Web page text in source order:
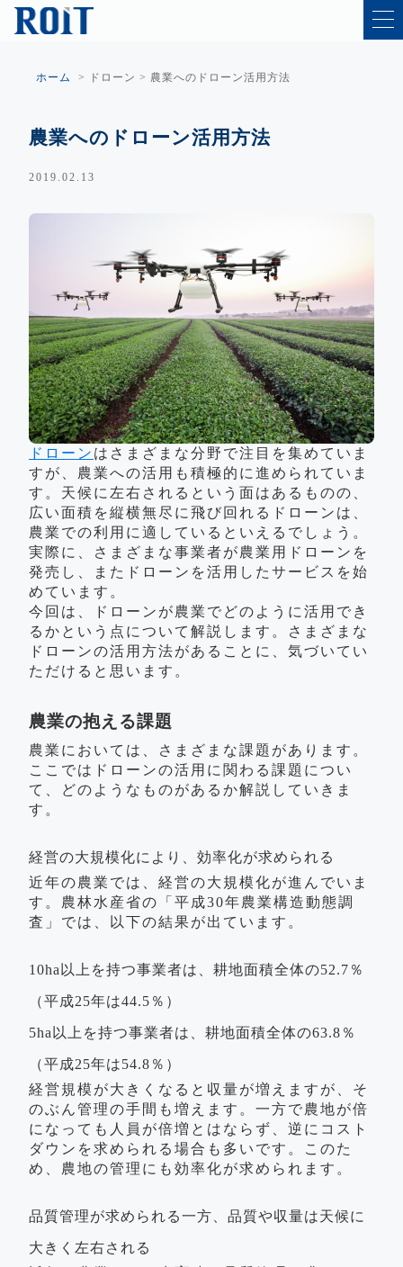
ホーム > ドローン > 農業へのドローン活用方法
農業へのドローン活用方法
2019.02.13
ドローン はさまざまな分野で注目を集めていま
すが、農業への活用も積極的に進められていま
す。天候に左右されるという面はあるものの、
広い面積を縦横無尽に飛び回れるドローンは、
農業での利用に適しているといえるでしょう。
実際に、さまざまな事業者が農業用ドローンを
発売し、またドローンを活用したサービスを始
めています。
今回は、ドローンが農業でどのように活用でき
るかという点について解説します。さまざまな
ドローンの活用方法があることに、気づいてい
ただけると思います。
農業の抱える課題
農業においては、さまざまな課題があります。
ここではドローンの活用に関わる課題につい
て、どのようなものがあるか解説していきま
す。
経営の大規模化により、効率化が求められる
近年の農業では、経営の大規模化が進んでいま
す。農林水産省の「平成30年農業構造動態調
査」では、以下の結果が出ています。
10ha以上を持つ事業者は、耕地面積全体の52.7％
（平成25年は44.5％）
5ha以上を持つ事業者は、耕地面積全体の63.8％
（平成25年は54.8％）
経営規模が大きくなると収量が増えますが、そ
のぶん管理の手間も増えます。一方で農地が倍
になっても人員が倍増とはならず、逆にコスト
ダウンを求められる場合も多いです。このた
め、農地の管理にも効率化が求められます。
品質管理が求められる一方、品質や収量は天候に
大きく左右される